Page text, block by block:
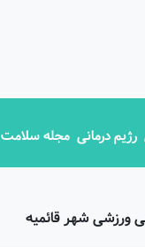
رژیم درمانی مجله سلامت
ورزشی شهر قائمیه